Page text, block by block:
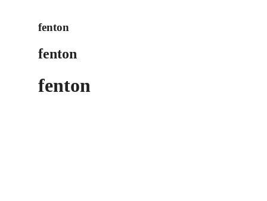
fenton
fenton
fenton